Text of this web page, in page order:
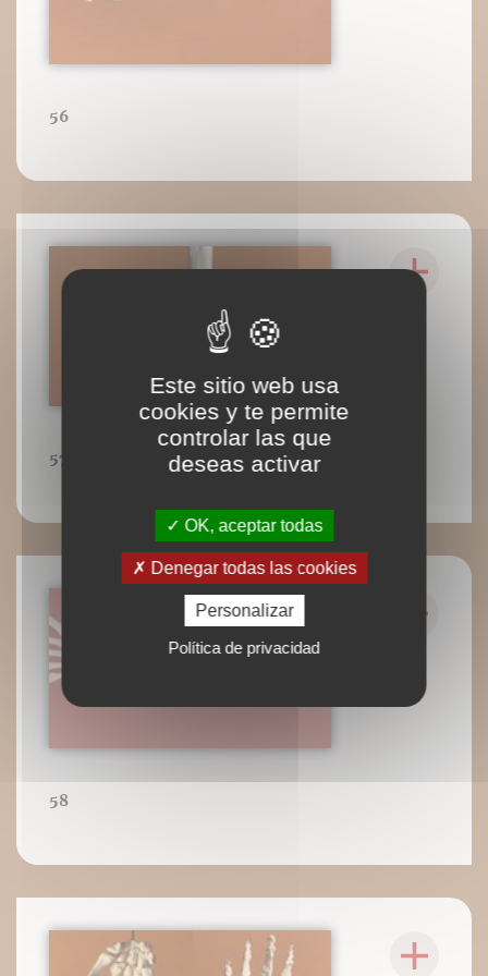
56
57
58
Este sitio web usa
cookies y te permite
controlar las que
deseas activar
OK, aceptar todas
Denegar todas las cookies
Personalizar
Política de privacidad